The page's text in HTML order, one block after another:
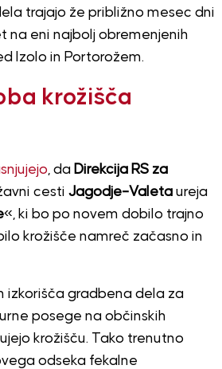
trajajo že približno mesec dni
na eni najbolj obremenjenih
Izolo in Portorožem.
krožišča
, da Direkcija RS za
cesti Jagodje–Valetaureja
«, ki bo po novem dobilo trajno
krožišče namreč začasno in
izkorišča gradbena dela za
posege na občinskih
krožišču. Tako trenutno
odseka fekalne